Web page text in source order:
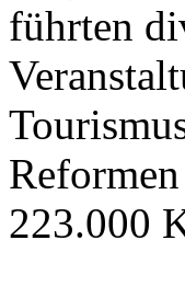
führten
223.000